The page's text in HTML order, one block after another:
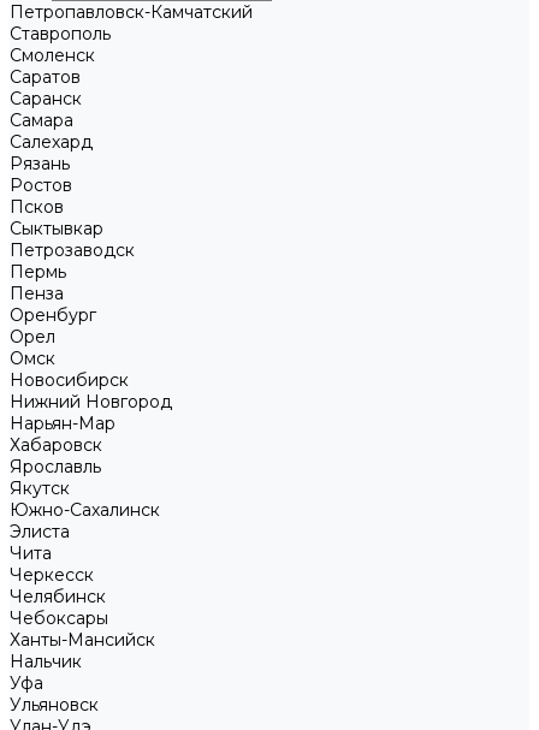
Петропавловск-Камчатский
Ставрополь
Смоленск
Саратов
Саранск
Самара
Салехард
Рязань
Ростов
Псков
Сыктывкар
Петрозаводск
Пермь
Пенза
Оренбург
Орел
Омск
Новосибирск
Нижний Новгород
Нарьян-Мар
Хабаровск
Ярославль
Якутск
Южно-Сахалинск
Элиста
Чита
Черкесск
Челябинск
Чебоксары
Ханты-Мансийск
Нальчик
Уфа
Ульяновск